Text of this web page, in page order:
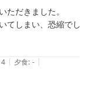
だきました。
てしまい、恐縮でし
おいしくてモリモリ
。
4 | 夕食: - |